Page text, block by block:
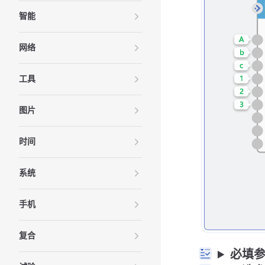
智能
网络
工具
图片
时间
系统
手机
复合
必填